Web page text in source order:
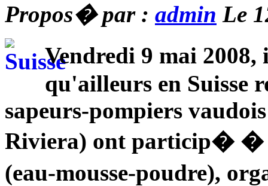
Propos� par : admin Le
Vendredi 9 mai
qu'ailleurs en Suisse
sapeurs-pompiers
Riviera) ont particip� �
(eau-mousse-poudre),